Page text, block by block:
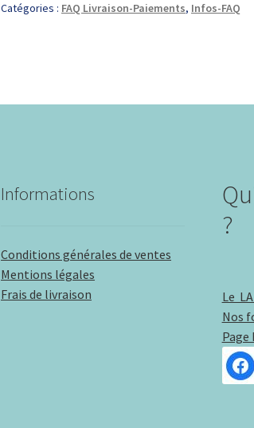
Catégories : FAQ Livraison-Paiements, Infos-FAQ
Informations
Conditions générales de ventes
Mentions légales
Frais de livraison
?
Le
Nos
Page